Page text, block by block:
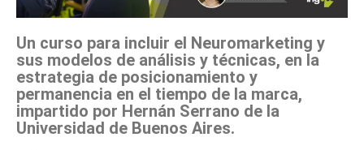
Un curso para incluir el Neuromarketing y
sus modelos de análisis y técnicas, en la
estrategia de posicionamiento y
permanencia en el tiempo de la marca,
impartido por Hernán Serrano de la
Universidad de Buenos Aires.